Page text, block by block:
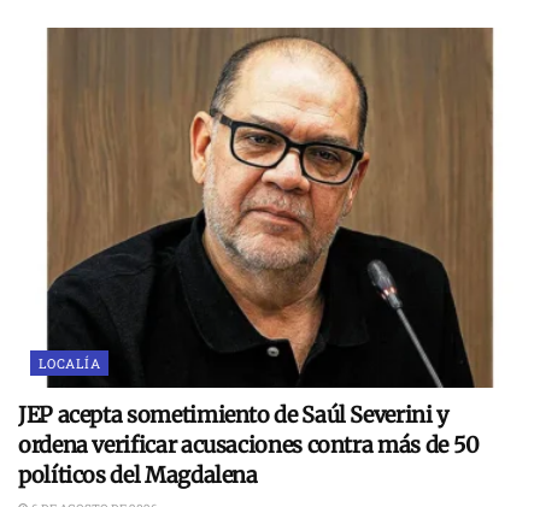
LOCALÍA
JEP acepta sometimiento de Saúl Severini y
ordena verificar acusaciones contra más de 50
políticos del Magdalena